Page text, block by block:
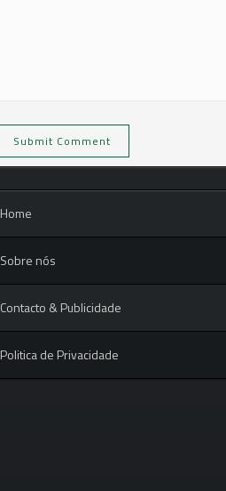
Home
Sobre nós
Contacto & Publicidade
Politica de Privacidade